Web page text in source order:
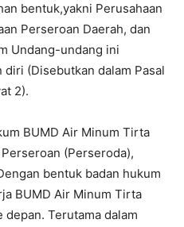
bentuk,yakni Perusahaan
Perseroan Daerah, dan
Undang-undang ini
(Disebutkan dalam Pasal
2).
BUMD Air Minum Tirta
(Perseroda),
bentuk badan hukum
BUMD Air Minum Tirta
depan. Terutama dalam